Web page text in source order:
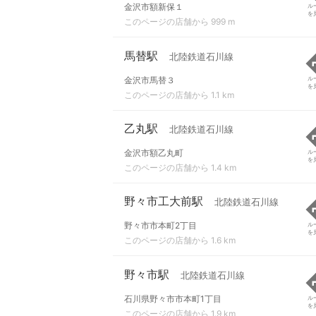
金沢市額新保１
このページの店舗から 999 m
ル
を
馬替駅 北陸鉄道石川線
金沢市馬替３
このページの店舗から 1.1 km
ル
を
乙丸駅 北陸鉄道石川線
金沢市額乙丸町
このページの店舗から 1.4 km
ル
を
野々市工大前駅 北陸鉄道石川線
野々市市本町2丁目
このページの店舗から 1.6 km
ル
を
野々市駅 北陸鉄道石川線
石川県野々市市本町1丁目
このページの店舗から 1.9 km
ル
を